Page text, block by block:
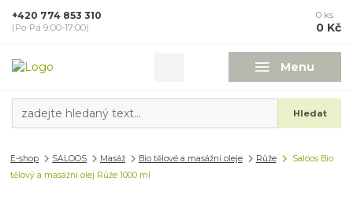
Menu
Hledat
+420 774 853 310
(Po-Pá 9:00-17:00)
0 ks
0 Kč
E-shop SALOOS Masáž Bio tělové a masážní oleje Růže
Saloos Bio
tělový a masážní olej Růže 1000 ml